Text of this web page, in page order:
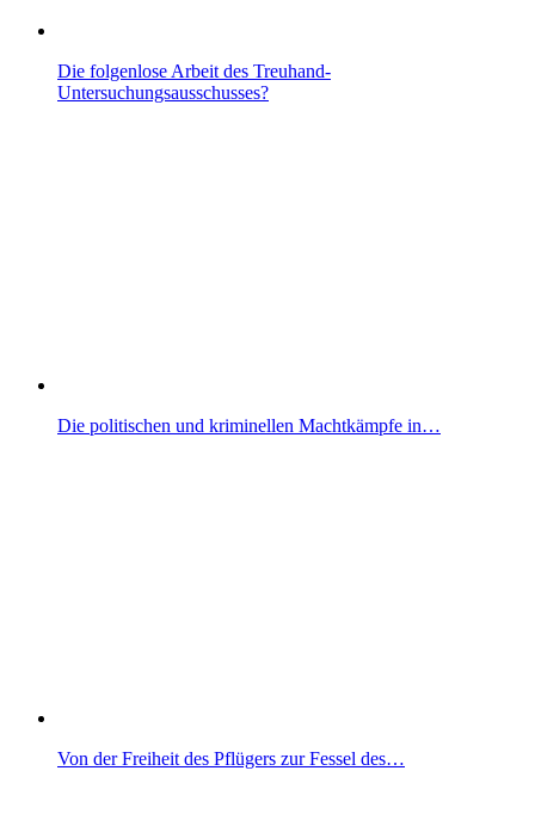
Die folgenlose Arbeit des Treuhand-
Untersuchungsausschusses?
Die politischen und kriminellen Machtkämpfe in…
Von der Freiheit des Pflügers zur Fessel des…